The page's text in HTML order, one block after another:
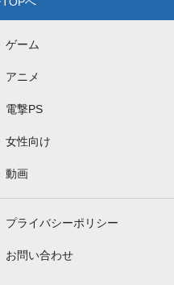
ゲーム
アニメ
電撃PS
女性向け
動画
プライバシーポリシー
お問い合わせ